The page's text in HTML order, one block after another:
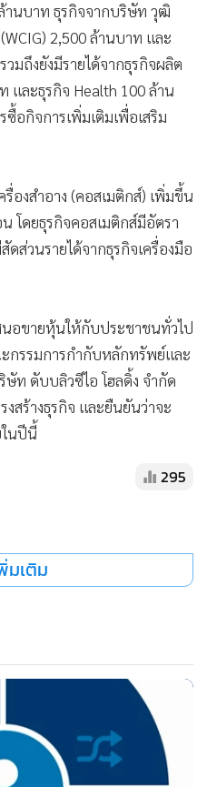
านบาท ธุรกิจจากบริษัท วุฒิ
2,500 ล้านบาท และ
มถึงยังมีรายได้จากธุรกิจผลิต
และธุรกิจ Health 100 ล้าน
อกิจการเพิ่มเติมเพื่อเสริม
องสำอาง (คอสเมติกส์) เพิ่มขึ้น
โดยธุรกิจคอสเมติกส์มีอัตรา
ส่วนรายได้จากธุรกิจเครื่องมือ
อขายหุ้นให้กับประชาชนทั่วไป
กรรมการกำกับหลักทรัพย์และ
ท ดับบลิวซีไอ โฮลดิ้ง จำกัด
สร้างธุรกิจ และยืนยันว่าจะ
นปีนี้
295
มเติม